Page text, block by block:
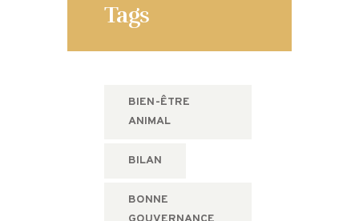
Tags
BIEN-ÊTRE
ANIMAL
BILAN
BONNE